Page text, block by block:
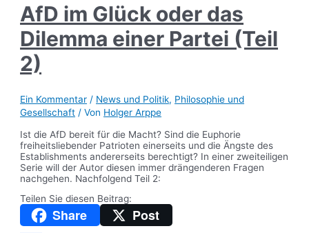
AfD im Glück oder das
Dilemma einer Partei (Teil
2)
Ein Kommentar / News und Politik, Philosophie und
Gesellschaft / Von Holger Arppe
Ist die AfD bereit für die Macht? Sind die Euphorie
freiheitsliebender Patrioten einerseits und die Ängste des
Establishments andererseits berechtigt? In einer zweiteiligen
Serie will der Autor diesen immer drängenderen Fragen
nachgehen. Nachfolgend Teil 2:
Teilen Sie diesen Beitrag:
Share Post